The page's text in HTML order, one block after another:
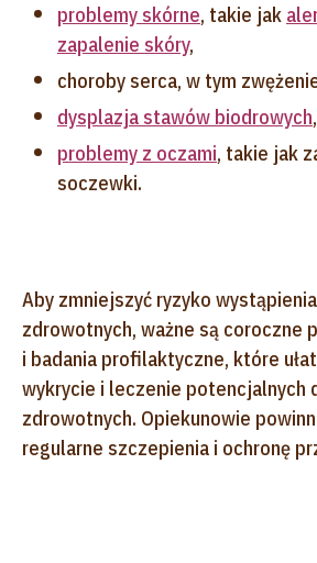
problemy skórne, takie jak
zapalenie skóry,
choroby serca, w tym
dysplazja stawów biodrowych,
problemy z oczami, takie jak
soczewki.
Aby zmniejszyć ryzyko
zdrowotnych, ważne są coroczne
i badania profilaktyczne, które
wykrycie i leczenie potencjalnych
zdrowotnych. Opiekunowie
regularne szczepienia i ochronę